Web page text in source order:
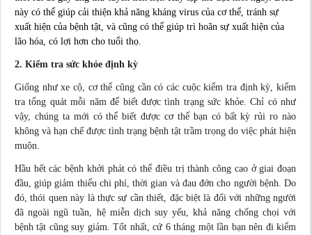
này có thể giúp cải thiện khả năng kháng virus của cơ thể, tránh sự
xuất hiện của bệnh tật, và cũng có thể giúp trì hoãn sự xuất hiện của
lão hóa, có lợi hơn cho tuổi thọ.
2. Kiểm tra sức khỏe định kỳ
Giống như xe cộ, cơ thể cũng cần có các cuộc kiểm tra định kỳ, kiểm
tra tổng quát mỗi năm để biết được tình trạng sức khỏe. Chỉ có như
vậy, chúng ta mới có thể biết được cơ thể bạn có bất kỳ rủi ro nào
không và hạn chế được tình trạng bệnh tật trầm trọng do việc phát hiện
muộn.
Hầu hết các bệnh khởi phát có thể điều trị thành công cao ở giai đoạn
đầu, giúp giảm thiểu chi phí, thời gian và đau đớn cho người bệnh. Do
đó, thói quen này là thực sự cần thiết, đặc biệt là đối với những người
đã ngoài ngũ tuần, hệ miễn dịch suy yếu, khả năng chống chọi với
bệnh tật cũng suy giảm. Tốt nhất, cứ 6 tháng một lần bạn nên đi kiểm